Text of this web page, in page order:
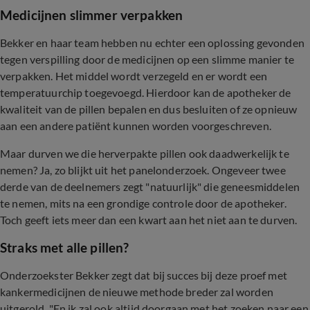
Medicijnen slimmer verpakken
Bekker en haar team hebben nu echter een oplossing gevonden
tegen verspilling door de medicijnen op een slimme manier te
verpakken. Het middel wordt verzegeld en er wordt een
temperatuurchip toegevoegd. Hierdoor kan de apotheker de
kwaliteit van de pillen bepalen en dus besluiten of ze opnieuw
aan een andere patiënt kunnen worden voorgeschreven.
Maar durven we die herverpakte pillen ook daadwerkelijk te
nemen? Ja, zo blijkt uit het panelonderzoek. Ongeveer twee
derde van de deelnemers zegt "natuurlijk" die geneesmiddelen
te nemen, mits na een grondige controle door de apotheker.
Toch geeft iets meer dan een kwart aan het niet aan te durven.
Straks met alle pillen?
Onderzoekster Bekker zegt dat bij succes bij deze proef met
kankermedicijnen de nieuwe methode breder zal worden